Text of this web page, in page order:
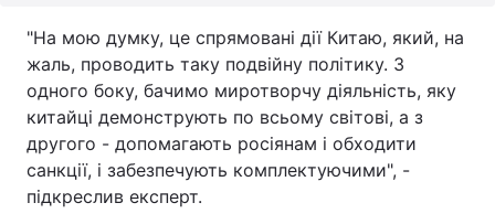
"На мою думку, це спрямовані дії Китаю, який, на
жаль, проводить таку подвійну політику. З
одного боку, бачимо миротворчу діяльність, яку
китайці демонструють по всьому світові, а з
другого - допомагають росіянам і обходити
санкції, і забезпечують комплектуючими", -
підкреслив експерт.